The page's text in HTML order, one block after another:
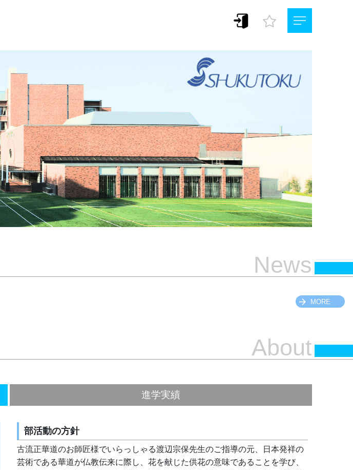
News
MORE
About
進学実績
部活動の方針
古流正華道のお師匠様でいらっしゃる渡辺宗保先生のご指導の元、日本発祥の
芸術である華道が仏教伝来に際し、花を献じた供花の意味であることを学び、